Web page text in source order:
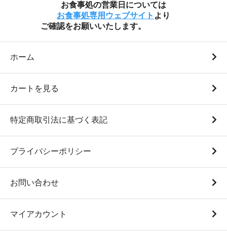
白米10Kg袋（ミルキ
ークイーン 令和7年度産）
お食事処の営業日については
お食事処専用ウェブサイト より
ご確認をお願いいたします。
ホーム
カートを見る
特定商取引法に基づく表記
プライバシーポリシー
お問い合わせ
マイアカウント